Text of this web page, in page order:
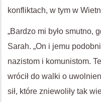
konfliktach, w tym w
„Bardzo mi było smutno,
Sarah. „On i jemu
nazistom i komunistom.
wrócił do walki o
sił, które zniewoliły tak